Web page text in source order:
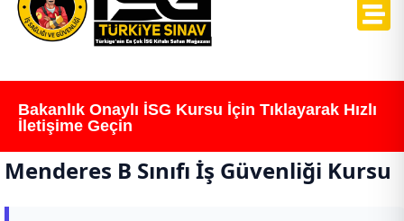
Bakanlık Onaylı İSG Kursu İçin Tıklayarak Hızlı
İletişime Geçin
Menderes B Sınıfı İş Güvenliği Kursu